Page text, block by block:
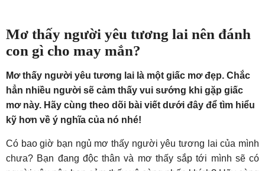
Mơ thấy người yêu tương lai nên đánh
con gì cho may mắn?
Mơ thấy người yêu tương lai là một giấc mơ đẹp. Chắc
hẳn nhiều người sẽ cảm thấy vui sướng khi gặp giấc
mơ này. Hãy cùng theo dõi bài viết dưới đây để tìm hiểu
kỹ hơn về ý nghĩa của nó nhé!
Có bao giờ bạn ngủ mơ thấy người yêu tương lai của mình
chưa? Bạn đang độc thân và mơ thấy sắp tới mình sẽ có